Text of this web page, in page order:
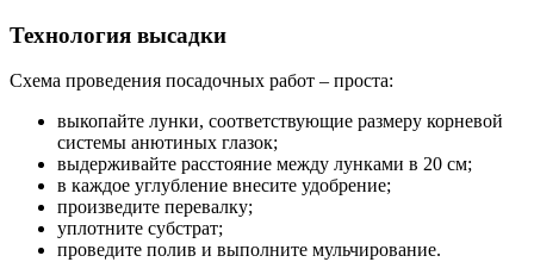
Технология высадки
Схема проведения посадочных работ – проста:
выкопайте лунки, соответствующие размеру корневой
системы анютиных глазок;
выдерживайте расстояние между лунками в 20 см;
в каждое углубление внесите удобрение;
произведите перевалку;
уплотните субстрат;
проведите полив и выполните мульчирование.